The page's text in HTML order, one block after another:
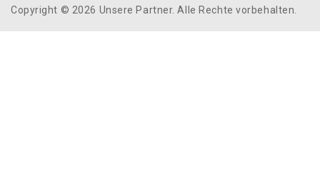
Copyright © 2026 Unsere Partner. Alle Rechte vorbehalten.